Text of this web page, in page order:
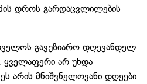
დროს გარდაცვლილების
გავუზიარო დღევანდელ
ყველაფერი არ უნდა
არის მნიშვნელოვანი დღეები